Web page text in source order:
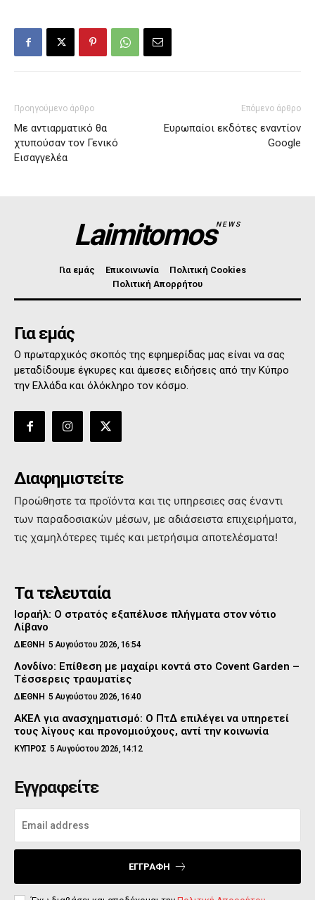
Προηγούμενο άρθρο
Με αντιαρματικό θα
χτυπούσαν τον Γενικό
Εισαγγελέα
Επόμενο άρθρο
Ευρωπαίοι εκδότες εναντίον
Google
LaimitomosNEWS
Για εμάς Επικοινωνία
Πολιτική Cookies
Πολιτική Απορρήτου
Για εμάς
Ο πρωταρχικός σκοπός της εφημερίδας μας είναι να σας
μεταδίδουμε έγκυρες και άμεσες ειδήσεις από την Κύπρο
την Ελλάδα και όλόκληρο τον κόσμο.
Διαφημιστείτε
Προώθηστε τα προϊόντα και τις υπηρεσιες σας έναντι
των παραδοσιακών μέσων, με αδιάσειστα επιχειρήματα,
τις χαμηλότερες τιμές και μετρήσιμα αποτελέσματα!
Τα τελευταία
Ισραήλ: Ο στρατός εξαπέλυσε πλήγματα στον νότιο
Λίβανο
ΔΙΕΘΝΗ 5 Αυγούστου 2026, 16:54
Λονδίνο: Επίθεση με μαχαίρι κοντά στο Covent Garden –
Τέσσερεις τραυματίες
ΔΙΕΘΝΗ 5 Αυγούστου 2026, 16:40
ΑΚΕΛ για ανασχηματισμό: Ο ΠτΔ επιλέγει να υπηρετεί
τους λίγους και προνομιούχους, αντί την κοινωνία
ΚΥΠΡΟΣ 5 Αυγούστου 2026, 14:12
Εγγραφείτε
ΕΓΓΡΑΦΉ